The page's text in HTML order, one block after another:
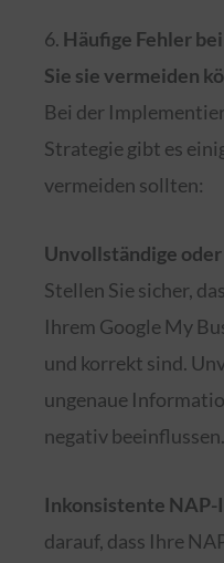
6. Häufige Fehler
Sie sie vermeiden
Bei der
Strategie gibt es
vermeiden sollten:
Unvollständige
Stellen Sie sicher,
Ihrem Google My
und korrekt sind.
ungenaue
negativ beeinflussen.
Inkonsistente
darauf, dass Ihre